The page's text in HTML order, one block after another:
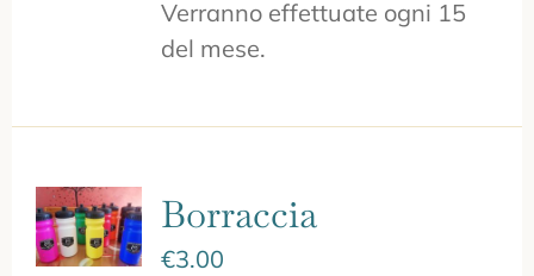
Verranno effettuate ogni 15
del mese.
Borraccia
€3.00